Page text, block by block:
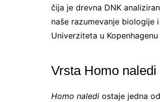
čija je drevna DNK
naše razumevanje biologije
Univerziteta u
Vrsta Homo
Homo naledi ostaje jedna